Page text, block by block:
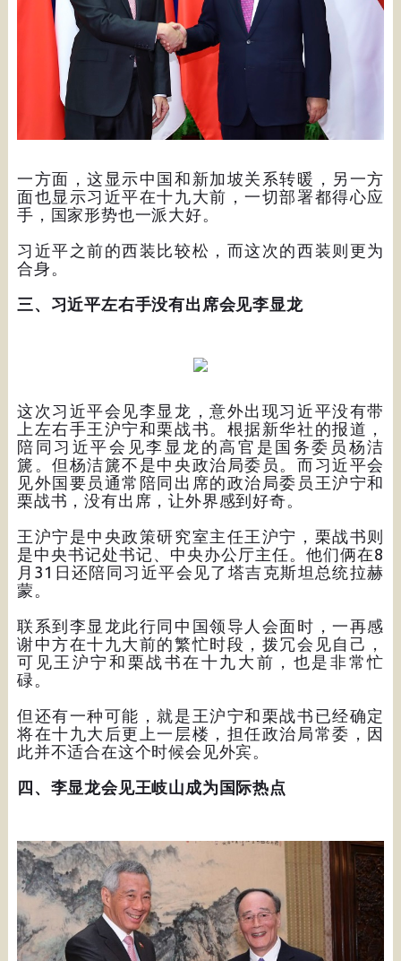
一方面，这显示中国和新加坡关系转暖，另一方
面也显示习近平在十九大前，一切部署都得心应
手，国家形势也一派大好。
习近平之前的西装比较松，而这次的西装则更为
合身。
三、习近平左右手没有出席会见李显龙
这次习近平会见李显龙，意外出现习近平没有带
上左右手王沪宁和栗战书。根据新华社的报道，
陪同习近平会见李显龙的高官是国务委员杨洁
篪。但杨洁篪不是中央政治局委员。而习近平会
见外国要员通常陪同出席的政治局委员王沪宁和
栗战书，没有出席，让外界感到好奇。
王沪宁是中央政策研究室主任王沪宁，栗战书则
是中央书记处书记、中央办公厅主任。他们俩在8
月31日还陪同习近平会见了塔吉克斯坦总统拉赫
蒙。
联系到李显龙此行同中国领导人会面时，一再感
谢中方在十九大前的繁忙时段，拨冗会见自己，
可见王沪宁和栗战书在十九大前，也是非常忙
碌。
但还有一种可能，就是王沪宁和栗战书已经确定
将在十九大后更上一层楼，担任政治局常委，因
此并不适合在这个时候会见外宾。
四、李显龙会见王岐山成为国际热点